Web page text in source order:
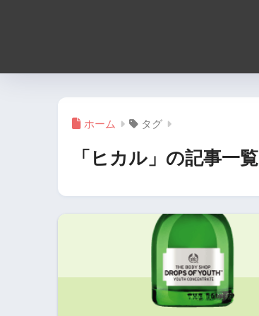
ホーム タグ
「ヒカル」の記事一覧